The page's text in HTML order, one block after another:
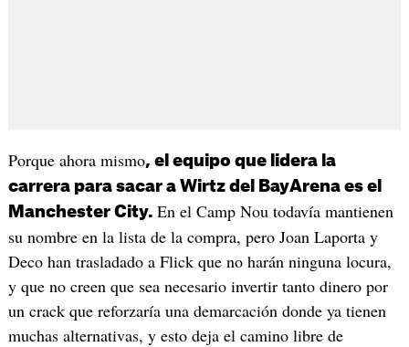
Porque ahora mismo, el equipo que lidera la
carrera para sacar a Wirtz del BayArena es el
Manchester City. En el Camp Nou todavía mantienen
su nombre en la lista de la compra, pero Joan Laporta y
Deco han trasladado a Flick que no harán ninguna locura,
y que no creen que sea necesario invertir tanto dinero por
un crack que reforzaría una demarcación donde ya tienen
muchas alternativas, y esto deja el camino libre de